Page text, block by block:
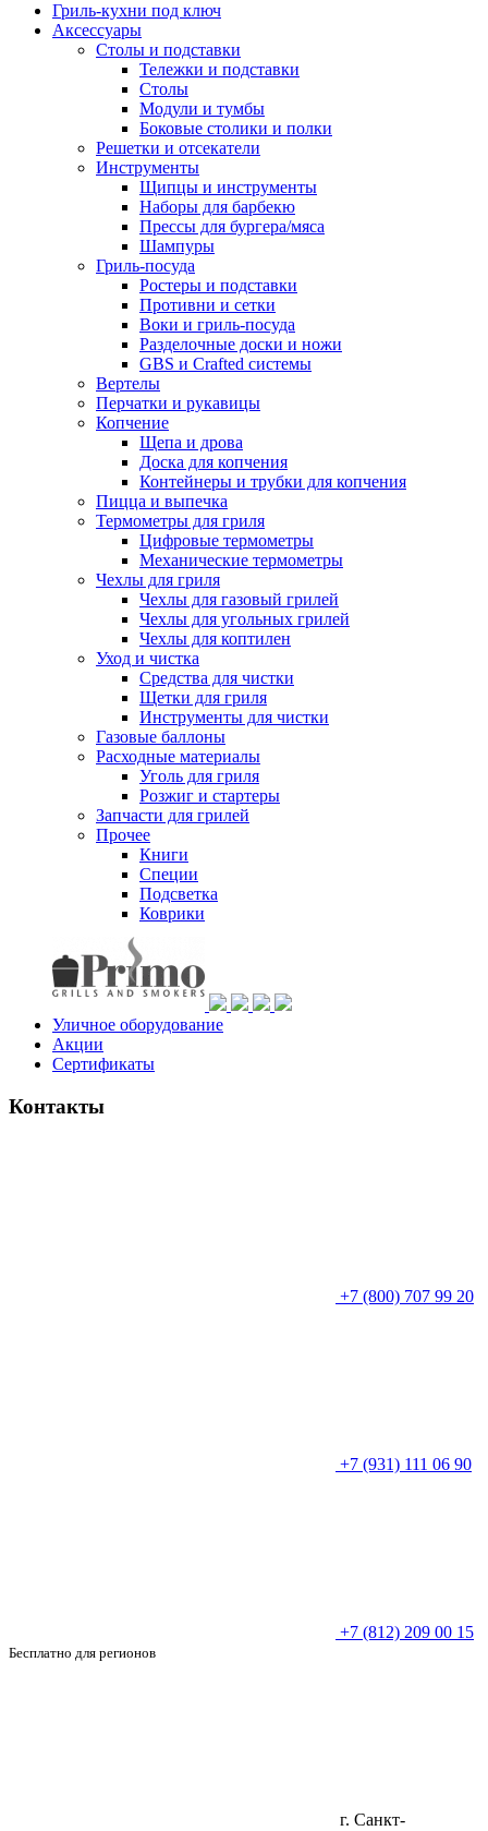
Гриль-кухни под ключ
Аксессуары
Столы и подставки
Тележки и подставки
Столы
Модули и тумбы
Боковые столики и полки
Решетки и отсекатели
Инструменты
Щипцы и инструменты
Наборы для барбекю
Прессы для бургера/мяса
Шампуры
Гриль-посуда
Ростеры и подставки
Противни и сетки
Воки и гриль-посуда
Разделочные доски и ножи
GBS и Crafted системы
Вертелы
Перчатки и рукавицы
Копчение
Щепа и дрова
Доска для копчения
Контейнеры и трубки для копчения
Пицца и выпечка
Термометры для гриля
Цифровые термометры
Механические термометры
Чехлы для гриля
Чехлы для газовый грилей
Чехлы для угольных грилей
Чехлы для коптилен
Уход и чистка
Средства для чистки
Щетки для гриля
Инструменты для чистки
Газовые баллоны
Расходные материалы
Уголь для гриля
Розжиг и стартеры
Запчасти для грилей
Прочее
Книги
Специи
Подсветка
Коврики
Уличное оборудование
Акции
Сертификаты
Контакты
+7 (800) 707 99 20
+7 (931) 111 06 90
+7 (812) 209 00 15
Бесплатно для регионов
г. Санкт-